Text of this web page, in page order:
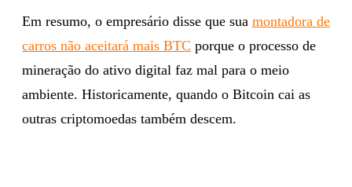
Em resumo, o empresário disse que sua montadora de
carros não aceitará mais BTC porque o processo de
mineração do ativo digital faz mal para o meio
ambiente. Historicamente, quando o Bitcoin cai as
outras criptomoedas também descem.